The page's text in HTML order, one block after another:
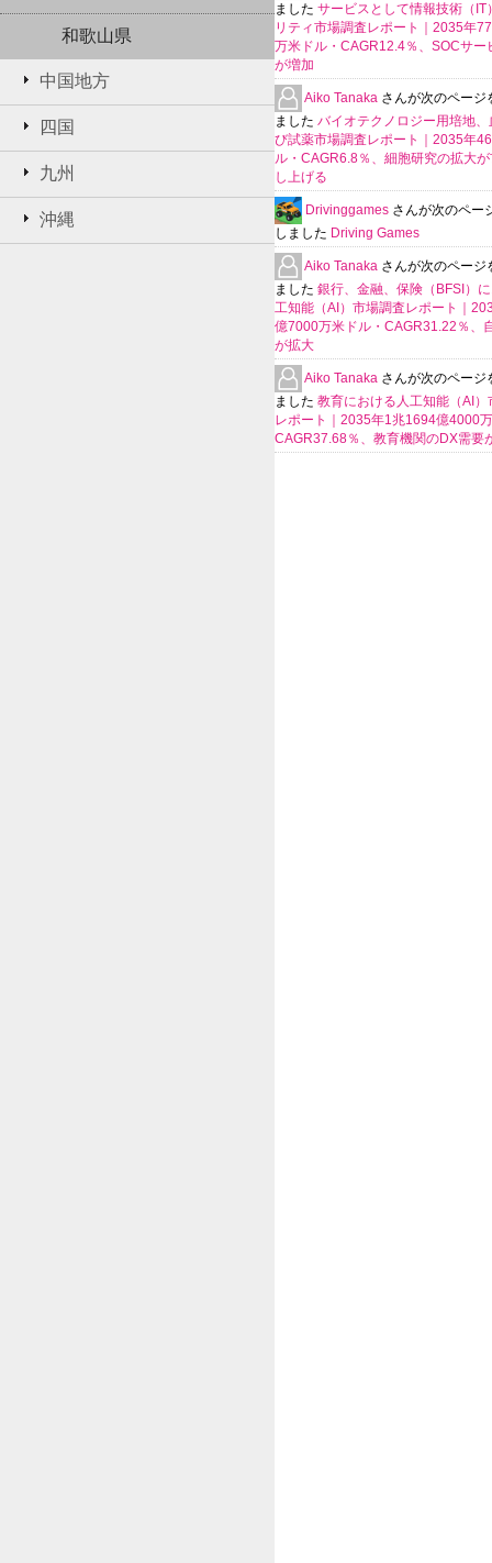
和歌山県
中国地方
四国
九州
沖縄
ました サービスとして情報技術（IT
リティ市場調査レポート｜2035年
万米ドル・CAGR12.4％、SOCサー
が増加
Aiko Tanaka さんが次のページ
ました バイオテクノロジー用培地、
び試薬市場調査レポート｜2035年
ル・CAGR6.8％、細胞研究の拡大
し上げる
Drivinggames さんが次のペー
しました Driving Games
Aiko Tanaka さんが次のページ
ました 銀行、金融、保険（BFSI）
工知能（AI）市場調査レポート｜
億7000万米ドル・CAGR31.22％、
が拡大
Aiko Tanaka さんが次のページ
ました 教育における人工知能（AI）
レポート｜2035年1兆1694億4000
CAGR37.68％、教育機関のDX需要